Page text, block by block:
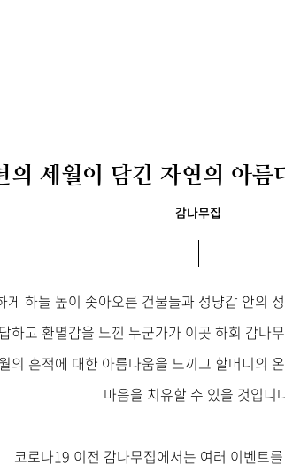
의 세월이 담긴 자연의 아름
감나무집
게 하늘 높이 솟아오른 건물들과 성냥갑 안의
하고 환멸감을 느낀 누군가가 이곳 하회 감나
의 흔적에 대한 아름다움을 느끼고 할머니의
마음을 치유할 수 있을 것입니
코로나19 이전 감나무집에서는 여러 이벤트